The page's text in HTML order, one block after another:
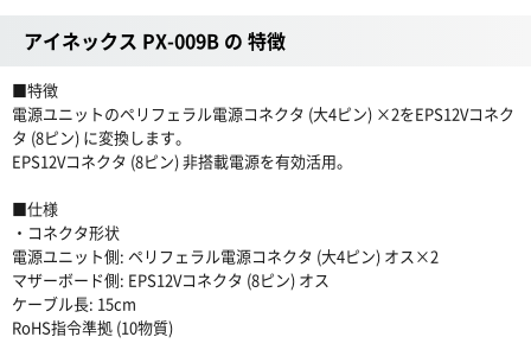
アイネックス PX-009B の 特徴
■特徴
電源ユニットのペリフェラル電源コネクタ (大4ピン) ×2をEPS12Vコネク
タ (8ピン) に変換します。
EPS12Vコネクタ (8ピン) 非搭載電源を有効活用。
■仕様
・コネクタ形状
電源ユニット側: ペリフェラル電源コネクタ (大4ピン) オス×2
マザーボード側: EPS12Vコネクタ (8ピン) オス
ケーブル長: 15cm
RoHS指令準拠 (10物質)